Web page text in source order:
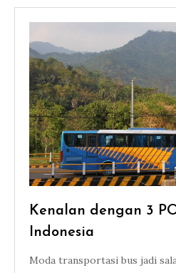
Kenalan dengan 3
Indonesia
Moda transportasi bus jadi